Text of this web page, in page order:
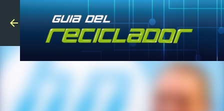
Skip to